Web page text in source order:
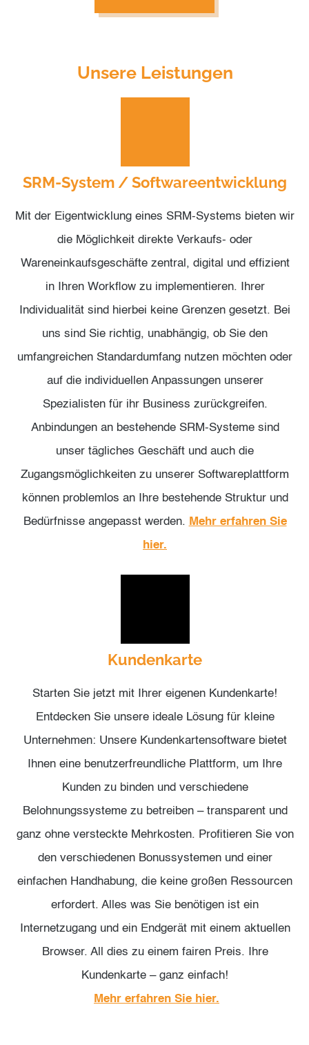
Unsere Leistungen
SRM-System / Softwareentwicklung
Mit der Eigentwicklung eines SRM-Systems bieten wir
die Möglichkeit direkte Verkaufs- oder
Wareneinkaufsgeschäfte zentral, digital und effizient
in Ihren Workflow zu implementieren. Ihrer
Individualität sind hierbei keine Grenzen gesetzt. Bei
uns sind Sie richtig, unabhängig, ob Sie den
umfangreichen Standardumfang nutzen möchten oder
auf die individuellen Anpassungen unserer
Spezialisten für ihr Business zurückgreifen.
Anbindungen an bestehende SRM-Systeme sind
unser tägliches Geschäft und auch die
Zugangsmöglichkeiten zu unserer Softwareplattform
können problemlos an Ihre bestehende Struktur und
Bedürfnisse angepasst werden. Mehr erfahren Sie
hier.
Kundenkarte
Starten Sie jetzt mit Ihrer eigenen Kundenkarte!
Entdecken Sie unsere ideale Lösung für kleine
Unternehmen: Unsere Kundenkartensoftware bietet
Ihnen eine benutzerfreundliche Plattform, um Ihre
Kunden zu binden und verschiedene
Belohnungssysteme zu betreiben – transparent und
ganz ohne versteckte Mehrkosten. Profitieren Sie von
den verschiedenen Bonussystemen und einer
einfachen Handhabung, die keine großen Ressourcen
erfordert. Alles was Sie benötigen ist ein
Internetzugang und ein Endgerät mit einem aktuellen
Browser. All dies zu einem fairen Preis. Ihre
Kundenkarte – ganz einfach!
Mehr erfahren Sie hier.